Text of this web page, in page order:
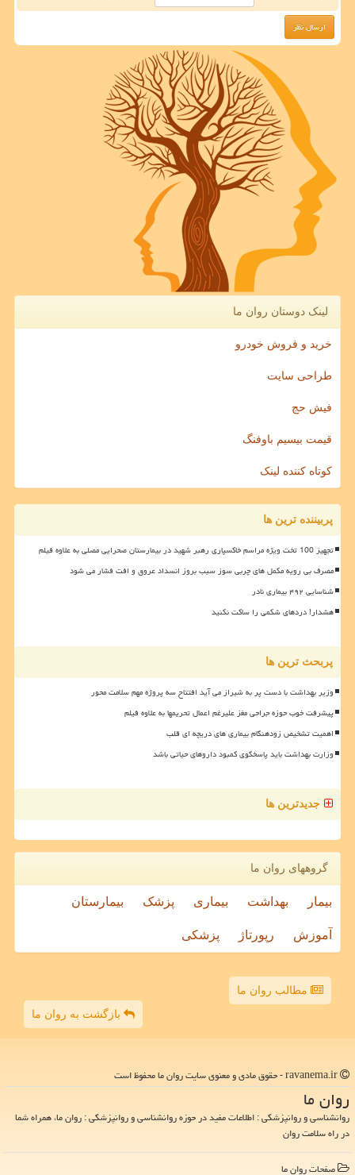
لینک دوستان روان ما
خرید و فروش خودرو
طراحی سایت
فیش حج
قیمت بیسیم باوفنگ
کوتاه کننده لینک
پربیننده ترین ها
تجهیز 100 تخت ویژه مراسم خاکسپاری رهبر شهید در بیمارستان صحرایی مصلی به علاوه فیلم
مصرف بی رویه مکمل های چربی سوز سبب بروز انسداد عروق و افت فشار می شود
شناسایی ۴۹۲ بیماری نادر
هشدار! دردهای شکمی را ساکت نکنید
پربحث ترین ها
وزیر بهداشت با دست پر به شیراز می آید افتتاح سه پروژه مهم سلامت محور
پیشرفت خوب حوزه جراحی مغز علیرغم اعمال تحریمها به علاوه فیلم
اهمیت تشخیص زودهنگام بیماری های دریچه ای قلب
وزارت بهداشت باید پاسخگوی کمبود داروهای حیاتی باشد
جدیدترین ها
گروههای روان ما
بیمار بهداشت بیماری پزشک بیمارستان
آموزش رپورتاژ پزشکی
مطالب روان ما
بازگشت به روان ما
روان ما
روانشناسی و روانپزشکی : اطلاعات مفید در حوزه روانشناسی و روانپزشکی : روان ما، همراه شما
در راه سلامت روان
صفحات روان ما